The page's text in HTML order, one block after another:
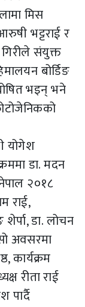
मिस
भट्टराई र
संयुक्त
बोर्डिङ
भइन् भने
योगेश
डा. मदन
२०१८
राई,
डा. लोचन
अवसरमा
कार्यक्रम
रीता राई
पार्दै